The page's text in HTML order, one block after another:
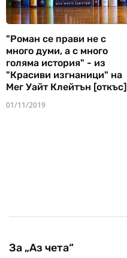
"Роман се прави не с
много думи, а с много
голяма история" - из
"Красиви изгнаници" на
Мег Уайт Клейтън [откъс]
01/11/2019
За „Аз чета“